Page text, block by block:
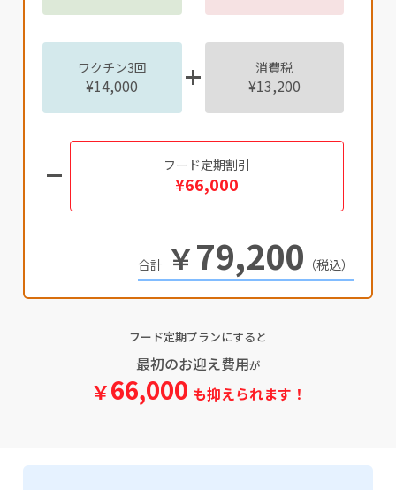
ワクチン3回
¥14,000
消費税
¥13,200
フード定期割引
¥66,000
￥79,200 （税込）
フード定期プランにすると
最初のお迎え費用が
￥66,000 も抑えられます！